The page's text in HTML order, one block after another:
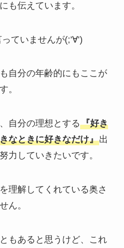
も伝えています。
ていませんが(;’∀’)
自分の年齢的にもここが
。
自分の理想とする『好き
なときに好きなだけ』出
力していきたいです。
理解してくれている奥さ
ん。
もあると思うけど、これ